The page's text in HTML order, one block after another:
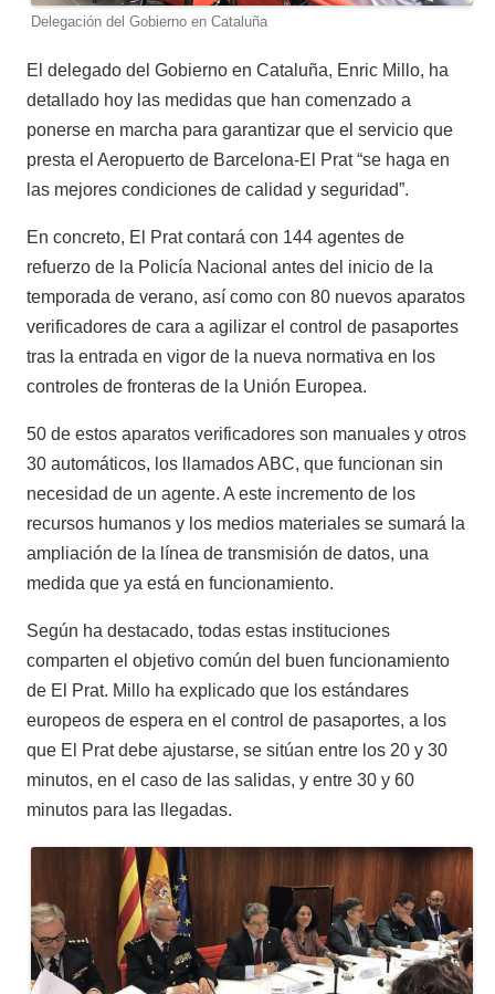
Delegación del Gobierno en Cataluña
El delegado del Gobierno en Cataluña, Enric Millo, ha
detallado hoy las medidas que han comenzado a
ponerse en marcha para garantizar que el servicio que
presta el Aeropuerto de Barcelona-El Prat “se haga en
las mejores condiciones de calidad y seguridad”.
En concreto, El Prat contará con 144 agentes de
refuerzo de la Policía Nacional antes del inicio de la
temporada de verano, así como con 80 nuevos aparatos
verificadores de cara a agilizar el control de pasaportes
tras la entrada en vigor de la nueva normativa en los
controles de fronteras de la Unión Europea.
50 de estos aparatos verificadores son manuales y otros
30 automáticos, los llamados ABC, que funcionan sin
necesidad de un agente. A este incremento de los
recursos humanos y los medios materiales se sumará la
ampliación de la línea de transmisión de datos, una
medida que ya está en funcionamiento.
Según ha destacado, todas estas instituciones
comparten el objetivo común del buen funcionamiento
de El Prat. Millo ha explicado que los estándares
europeos de espera en el control de pasaportes, a los
que El Prat debe ajustarse, se sitúan entre los 20 y 30
minutos, en el caso de las salidas, y entre 30 y 60
minutos para las llegadas.